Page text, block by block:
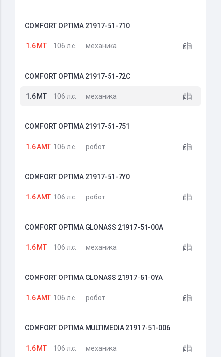
COMFORT OPTIMA 21917-51-710
1.6 MT 106 л.с. механика
COMFORT OPTIMA 21917-51-72C
1.6 MT 106 л.с. механика
COMFORT OPTIMA 21917-51-751
1.6 AMT 106 л.с. робот
COMFORT OPTIMA 21917-51-7Y0
1.6 AMT 106 л.с. робот
COMFORT OPTIMA GLONASS 21917-51-00A
1.6 MT 106 л.с. механика
COMFORT OPTIMA GLONASS 21917-51-0YA
1.6 AMT 106 л.с. робот
COMFORT OPTIMA MULTIMEDIA 21917-51-006
1.6 MT 106 л.с. механика